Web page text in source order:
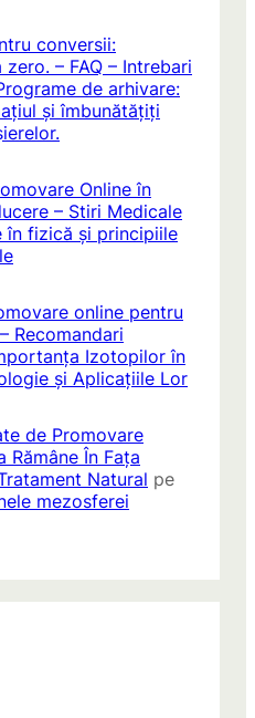
conversii:
– FAQ – Intrebari
de arhivare:
și îmbunătățiți
Online în
– Stiri Medicale
în fizică și principiile
online pentru
Recomandari
Izotopilor în
și Aplicațiile Lor
de Promovare
Rămâne În Fața
Natural pe
mezosferei